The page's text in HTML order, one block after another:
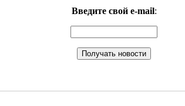
Введите свой e-mail: